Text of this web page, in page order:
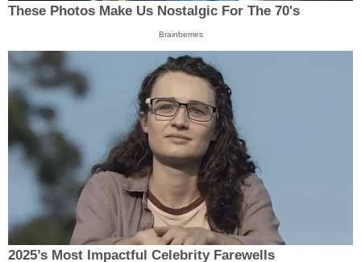
These Photos Make Us Nostalgic For The 70's
Brainberries
2025’s Most Impactful Celebrity Farewells